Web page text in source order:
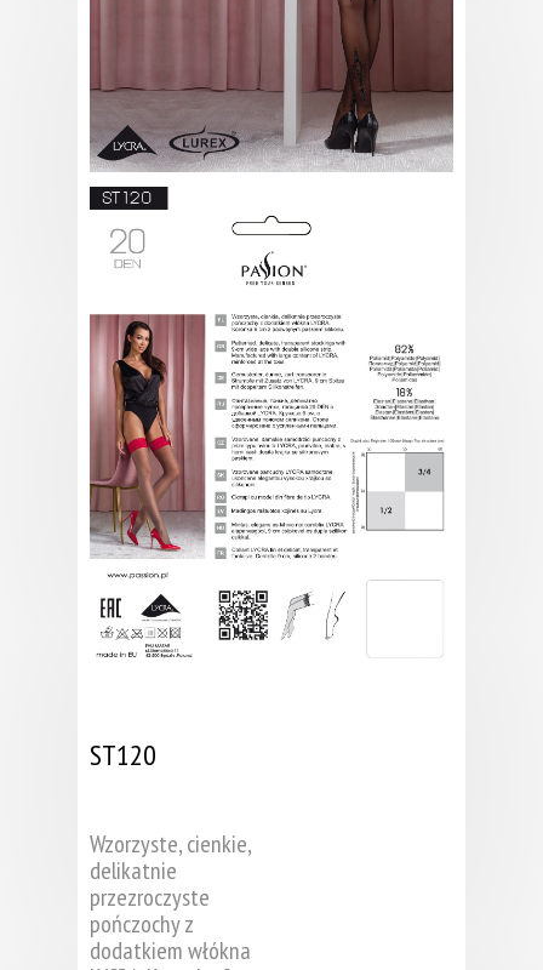
ST120
Wzorzyste, cienkie,
delikatnie
przezroczyste
pończochy z
dodatkiem włókna